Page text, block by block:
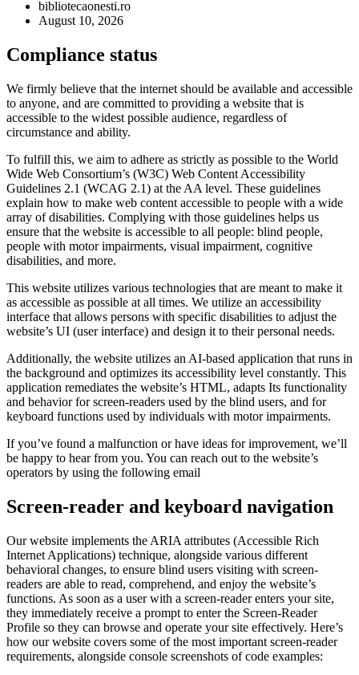
bibliotecaonesti.ro
August 10, 2026
Compliance status
We firmly believe that the internet should be available and accessible
to anyone, and are committed to providing a website that is
accessible to the widest possible audience, regardless of
circumstance and ability.
To fulfill this, we aim to adhere as strictly as possible to the World
Wide Web Consortium’s (W3C) Web Content Accessibility
Guidelines 2.1 (WCAG 2.1) at the AA level. These guidelines
explain how to make web content accessible to people with a wide
array of disabilities. Complying with those guidelines helps us
ensure that the website is accessible to all people: blind people,
people with motor impairments, visual impairment, cognitive
disabilities, and more.
This website utilizes various technologies that are meant to make it
as accessible as possible at all times. We utilize an accessibility
interface that allows persons with specific disabilities to adjust the
website’s UI (user interface) and design it to their personal needs.
Additionally, the website utilizes an AI-based application that runs in
the background and optimizes its accessibility level constantly. This
application remediates the website’s HTML, adapts Its functionality
and behavior for screen-readers used by the blind users, and for
keyboard functions used by individuals with motor impairments.
If you’ve found a malfunction or have ideas for improvement, we’ll
be happy to hear from you. You can reach out to the website’s
operators by using the following email
Screen-reader and keyboard navigation
Our website implements the ARIA attributes (Accessible Rich
Internet Applications) technique, alongside various different
behavioral changes, to ensure blind users visiting with screen-
readers are able to read, comprehend, and enjoy the website’s
functions. As soon as a user with a screen-reader enters your site,
they immediately receive a prompt to enter the Screen-Reader
Profile so they can browse and operate your site effectively. Here’s
how our website covers some of the most important screen-reader
requirements, alongside console screenshots of code examples: